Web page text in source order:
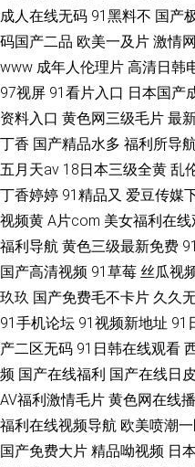
成人在线无码 91黑料不 国产
码国产二品 欧美一及片 激情
www 成年人伦理片 高清日韩
97视屏 91看片入口 日本国产
资料入口 黄色网三级毛片 最
丁香 国产精品水多 福利所导
五月天av 18日本三级全黄 乱
丁香婷婷 91精品又 爱豆传媒
视频黄 A片com 美女福利在线
福利导航 黄色三级最新免费
国产高清视频 91草莓 丝瓜视
玖玖 国产免费毛不卡片 久久
91手机论坛 91视频新地址 91
产二区无码 91日韩在线观看
频 国产在线福利 国产在线日
AV福利激情毛片 黄色网在线
福利在线视频导航 欧美喷潮
国产免费大片 精品呦视频 日